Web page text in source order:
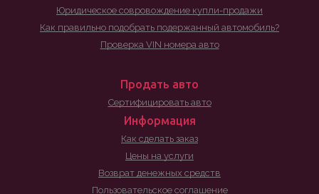
Юридическое совровождение купли-продажи
Как правильно подобрать подержанный автомобиль?
Проверка VIN номера авто
Продать авто
Сертифицировать авто
Информация
Как сделать заказ
Цены на услуги
Возврат денежных средств
Пользовательское соглашение